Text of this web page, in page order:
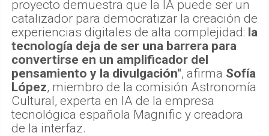
proyecto demuestra que la IA puede ser un
catalizador para democratizar la creación de
experiencias digitales de alta complejidad: la
tecnología deja de ser una barrera para
convertirse en un amplificador del
pensamiento y la divulgación", afirma Sofía
López, miembro de la comisión Astronomía
Cultural, experta en IA de la empresa
tecnológica española Magnific y creadora
de la interfaz.